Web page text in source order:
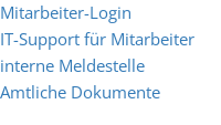
Mitarbeiter-Login
IT-Support für Mitarbeiter
interne Meldestelle
Amtliche Dokumente